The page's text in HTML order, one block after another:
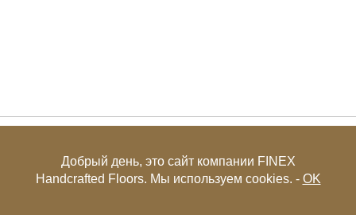
Добрый день, это сайт компании FINEX
Handcrafted Floors. Мы используем cookies. - OK